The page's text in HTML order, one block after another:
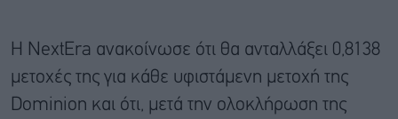
Η NextEra ανακοίνωσε ότι θα ανταλλάξει 0,8138
μετοχές της για κάθε υφιστάμενη μετοχή της
Dominion και ότι, μετά την ολοκλήρωση της